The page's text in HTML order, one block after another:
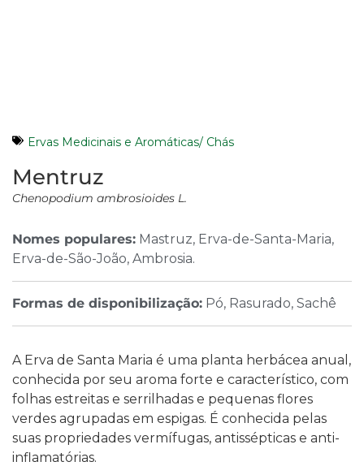
Ervas Medicinais e Aromáticas/ Chás
Mentruz
Chenopodium ambrosioides L.
Nomes populares: Mastruz, Erva-de-Santa-Maria,
Erva-de-São-João, Ambrosia.
Formas de disponibilização: Pó, Rasurado, Sachê
A Erva de Santa Maria é uma planta herbácea anual,
conhecida por seu aroma forte e característico, com
folhas estreitas e serrilhadas e pequenas flores
verdes agrupadas em espigas. É conhecida pelas
suas propriedades vermífugas, antissépticas e anti-
inflamatórias.